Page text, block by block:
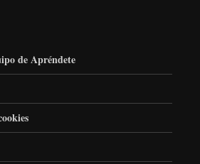
de Apréndete